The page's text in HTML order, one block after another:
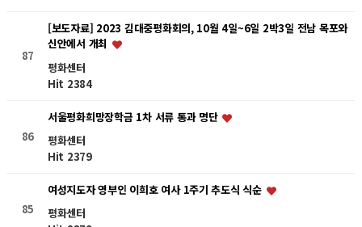
87
[보도자료] 2023 김대중평화회의, 10월 4일~6일 2박3일 전남 목포와
신안에서 개최
평화센터
Hit 2384
86
서울평화희망장학금 1차 서류 통과 명단
평화센터
Hit 2379
85
여성지도자 영부인 이희호 여사 1주기 추도식 식순
평화센터